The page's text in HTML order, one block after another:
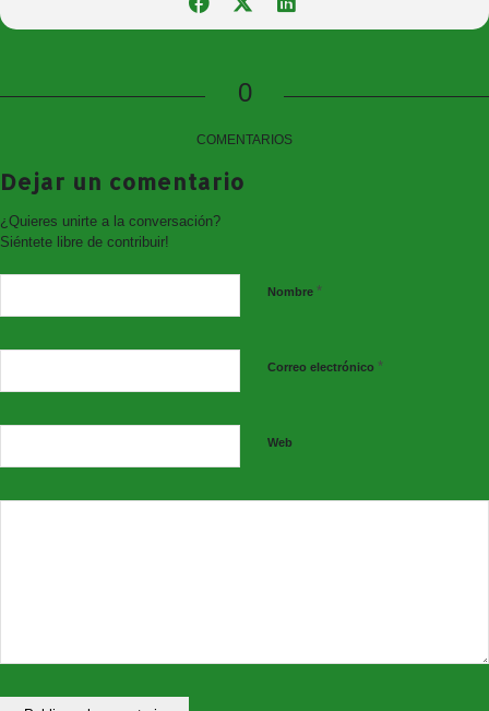
0
COMENTARIOS
Dejar un comentario
¿Quieres unirte a la conversación?
Siéntete libre de contribuir!
Nombre *
Correo electrónico *
Web